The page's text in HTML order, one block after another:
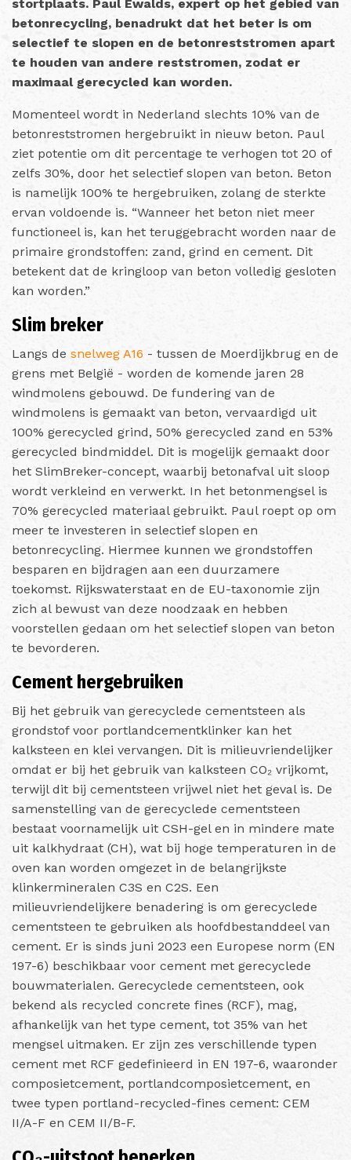
stortplaats. Paul Ewalds, expert op het gebied van
betonrecycling, benadrukt dat het beter is om
selectief te slopen en de betonreststromen apart
te houden van andere reststromen, zodat er
maximaal gerecycled kan worden.
Momenteel wordt in Nederland slechts 10% van de
betonreststromen hergebruikt in nieuw beton. Paul
ziet potentie om dit percentage te verhogen tot 20 of
zelfs 30%, door het selectief slopen van beton. Beton
is namelijk 100% te hergebruiken, zolang de sterkte
ervan voldoende is. “Wanneer het beton niet meer
functioneel is, kan het teruggebracht worden naar de
primaire grondstoffen: zand, grind en cement. Dit
betekent dat de kringloop van beton volledig gesloten
kan worden.”
Slim breker
Langs de snelweg A16 - tussen de Moerdijkbrug en de
grens met België - worden de komende jaren 28
windmolens gebouwd. De fundering van de
windmolens is gemaakt van beton, vervaardigd uit
100% gerecycled grind, 50% gerecycled zand en 53%
gerecycled bindmiddel. Dit is mogelijk gemaakt door
het SlimBreker-concept, waarbij betonafval uit sloop
wordt verkleind en verwerkt. In het betonmengsel is
70% gerecycled materiaal gebruikt. Paul roept op om
meer te investeren in selectief slopen en
betonrecycling. Hiermee kunnen we grondstoffen
besparen en bijdragen aan een duurzamere
toekomst. Rijkswaterstaat en de EU-taxonomie zijn
zich al bewust van deze noodzaak en hebben
voorstellen gedaan om het selectief slopen van beton
te bevorderen.
Cement hergebruiken
Bij het gebruik van gerecyclede cementsteen als
grondstof voor portlandcementklinker kan het
kalksteen en klei vervangen. Dit is milieuvriendelijker
omdat er bij het gebruik van kalksteen CO₂ vrijkomt,
terwijl dit bij cementsteen vrijwel niet het geval is. De
samenstelling van de gerecyclede cementsteen
bestaat voornamelijk uit CSH-gel en in mindere mate
uit kalkhydraat (CH), wat bij hoge temperaturen in de
oven kan worden omgezet in de belangrijkste
klinkermineralen C3S en C2S. Een
milieuvriendelijkere benadering is om gerecyclede
cementsteen te gebruiken als hoofdbestanddeel van
cement. Er is sinds juni 2023 een Europese norm (EN
197-6) beschikbaar voor cement met gerecyclede
bouwmaterialen. Gerecyclede cementsteen, ook
bekend als recycled concrete fines (RCF), mag,
afhankelijk van het type cement, tot 35% van het
mengsel uitmaken. Er zijn zes verschillende typen
cement met RCF gedefinieerd in EN 197-6, waaronder
composietcement, portlandcomposietcement, en
twee typen portland-recycled-fines cement: CEM
II/A-F en CEM II/B-F.